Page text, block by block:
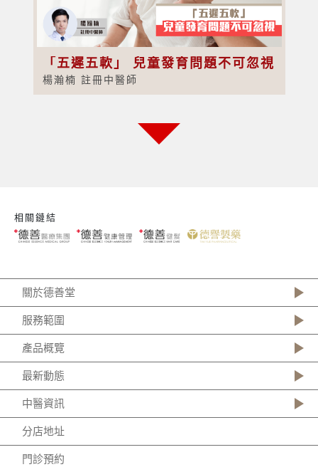
「五遲五軟」 兒童發育問題不可忽視
楊瀚楠 註冊中醫師
相關鏈結
關於德善堂
服務範圍
產品概覽
最新動態
中醫資訊
分店地址
門診預約